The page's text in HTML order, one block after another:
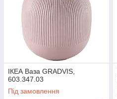
ІКЕА Ваза GRADVIS,
603.347.03
Під замовлення